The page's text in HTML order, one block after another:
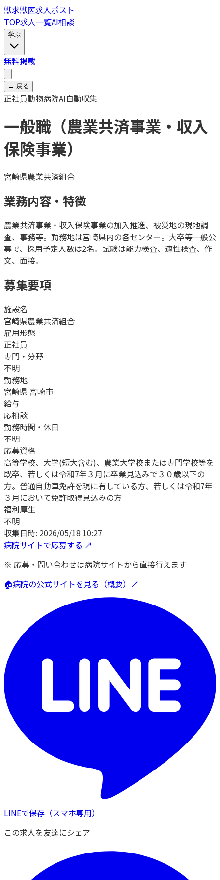
獣求獣医求人ポスト
TOP求人一覧AI相談
学ぶ
無料掲載
← 戻る
正社員動物病院AI自動収集
一般職（農業共済事業・収入
保険事業）
宮崎県農業共済組合
業務内容・特徴
農業共済事業・収入保険事業の加入推進、被災地の現地調
査、事務等。勤務地は宮崎県内の各センター。大卒等一般公
募で、採用予定人数は2名。試験は能力検査、適性検査、作
文、面接。
募集要項
施設名
宮崎県農業共済組合
雇用形態
正社員
専門・分野
不明
勤務地
宮崎県 宮崎市
給与
応相談
勤務時間・休日
不明
応募資格
高等学校、大学(短大含む)、農業大学校または専門学校等を
既卒、若しくは令和7年３月に卒業見込みで３０歳以下の
方。普通自動車免許を現に有している方、若しくは令和7年
３月において免許取得見込みの方
福利厚生
不明
収集日時: 2026/05/18 10:27
病院サイトで応募する ↗
※ 応募・問い合わせは病院サイトから直接行えます
🏠病院の公式サイトを見る（概要）↗
LINEで保存 （スマホ専用）
この求人を友達にシェア